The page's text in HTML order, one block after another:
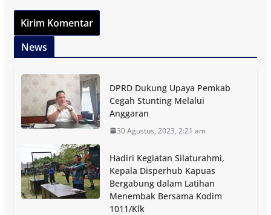
News
DPRD Dukung Upaya Pemkab
Cegah Stunting Melalui
Anggaran
30 Agustus, 2023, 2:21 am
Hadiri Kegiatan Silaturahmi,
Kepala Disperhub Kapuas
Bergabung dalam Latihan
Menembak Bersama Kodim
1011/Klk